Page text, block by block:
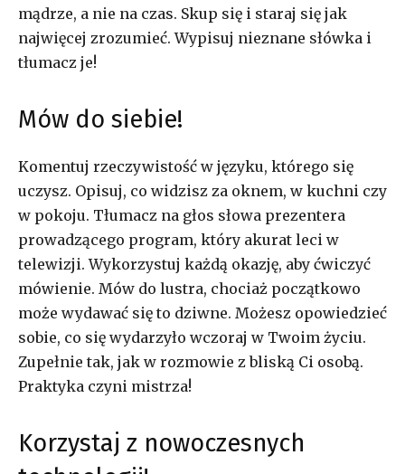
mądrze, a nie na czas. Skup się i staraj się jak
najwięcej zrozumieć. Wypisuj nieznane słówka i
tłumacz je!
Mów do siebie!
Komentuj rzeczywistość w języku, którego się
uczysz. Opisuj, co widzisz za oknem, w kuchni czy
w pokoju. Tłumacz na głos słowa prezentera
prowadzącego program, który akurat leci w
telewizji. Wykorzystuj każdą okazję, aby ćwiczyć
mówienie. Mów do lustra, chociaż początkowo
może wydawać się to dziwne. Możesz opowiedzieć
sobie, co się wydarzyło wczoraj w Twoim życiu.
Zupełnie tak, jak w rozmowie z bliską Ci osobą.
Praktyka czyni mistrza!
Korzystaj z nowoczesnych